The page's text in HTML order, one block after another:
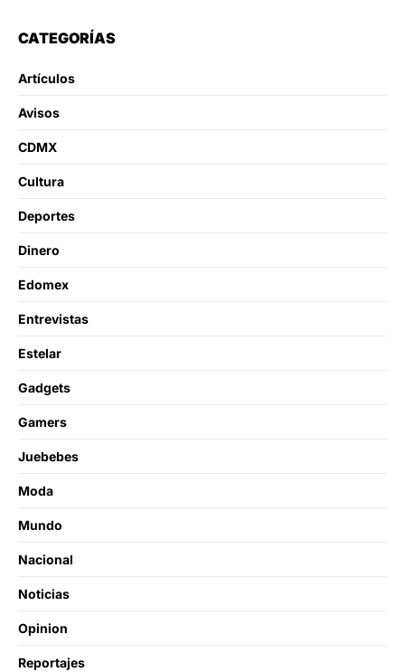
CATEGORÍAS
Artículos
Avisos
CDMX
Cultura
Deportes
Dinero
Edomex
Entrevistas
Estelar
Gadgets
Gamers
Juebebes
Moda
Mundo
Nacional
Noticias
Opinion
Reportajes